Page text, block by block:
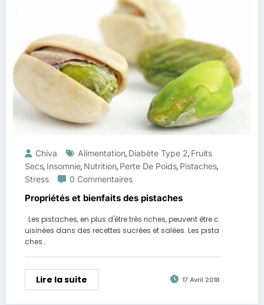
Chiva Alimentation, Diabète Type 2, Fruits
Secs, Insomnie, Nutrition, Perte De Poids, Pistaches,
Stress
0 Commentaires
Propriétés et bienfaits des pistaches
Les pistaches, en plus d'être très riches, peuvent être c
uisinées dans des recettes sucrées et salées. Les pista
ches…
Lire la suite 17 Avril 2018